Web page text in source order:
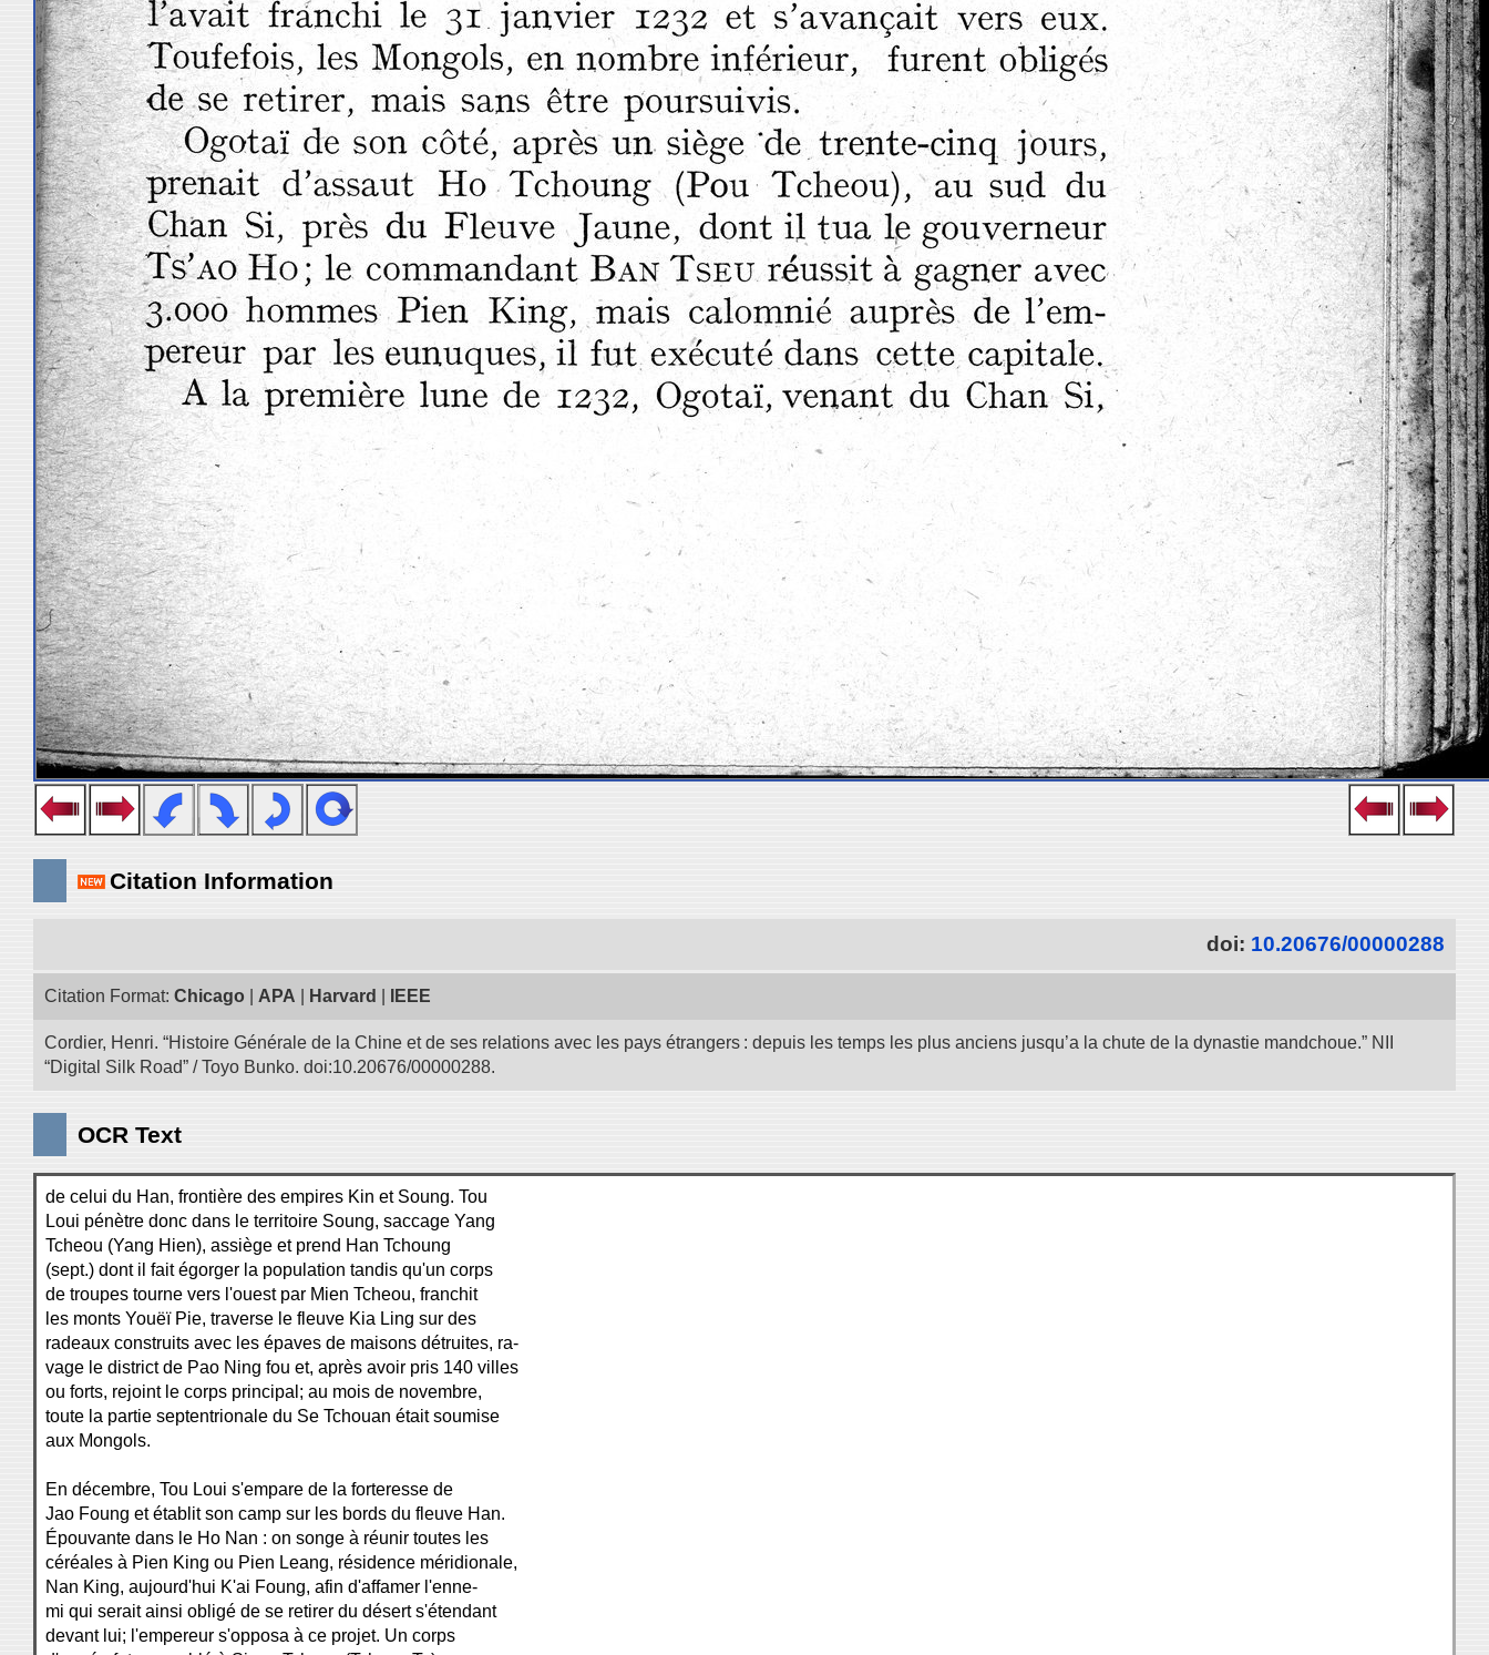
Citation Information
doi: 10.20676/00000288
Citation Format: Chicago APA Harvard IEEE
Cordier, Henri. “Histoire Générale de la Chine et de ses relations avec les pays étrangers : depuis les temps les plus anciens jusqu’a la chute de la dynastie mandchoue.” NII
“Digital Silk Road” / Toyo Bunko. doi:10.20676/00000288.
OCR Text
de celui du Han, frontière des empires Kin et Soung. Tou
Loui pénètre donc dans le territoire Soung, saccage Yang
Tcheou (Yang Hien), assiège et prend Han Tchoung
(sept.) dont il fait égorger la population tandis qu'un corps
de troupes tourne vers l'ouest par Mien Tcheou, franchit
les monts Youëï Pie, traverse le fleuve Kia Ling sur des
radeaux construits avec les épaves de maisons détruites, ra-
vage le district de Pao Ning fou et, après avoir pris 140 villes
ou forts, rejoint le corps principal; au mois de novembre,
toute la partie septentrionale du Se Tchouan était soumise
aux Mongols.
En décembre, Tou Loui s'empare de la forteresse de
Jao Foung et établit son camp sur les bords du fleuve Han.
Épouvante dans le Ho Nan : on songe à réunir toutes les
céréales à Pien King ou Pien Leang, résidence méridionale,
Nan King, aujourd'hui K'ai Foung, afin d'affamer l'enne-
mi qui serait ainsi obligé de se retirer du désert s'étendant
devant lui; l'empereur s'opposa à ce projet. Un corps